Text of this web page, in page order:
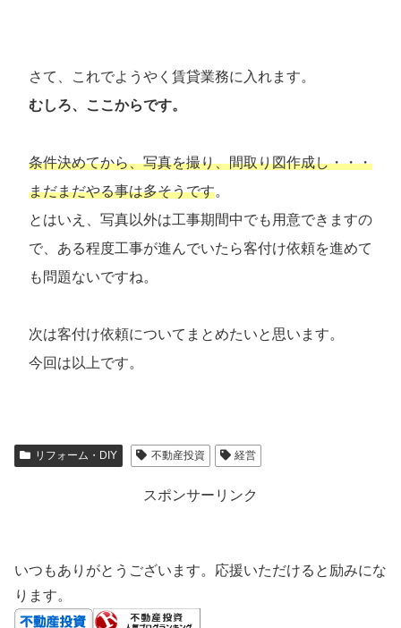
さて、これでようやく賃貸業務に入れます。
むしろ、ここからです。
条件決めてから、写真を撮り、間取り図作成し・・・
まだまだやる事は多そうです。
とはいえ、写真以外は工事期間中でも用意できますの
で、ある程度工事が進んでいたら客付け依頼を進めて
も問題ないですね。
次は客付け依頼についてまとめたいと思います。
今回は以上です。
リフォーム・DIY 不動産投資 経営
スポンサーリンク
いつもありがとうございます。応援いただけると励みにな
ります。